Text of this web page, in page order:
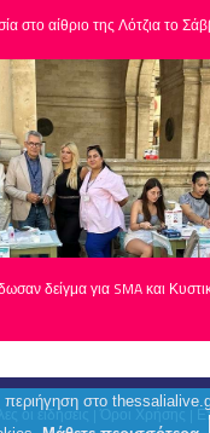
στο αίθριο της Λότζια το
δείγμα για SMA και
οι ειδήσεις|Όροι Χρήσης|
περιήγηση στο